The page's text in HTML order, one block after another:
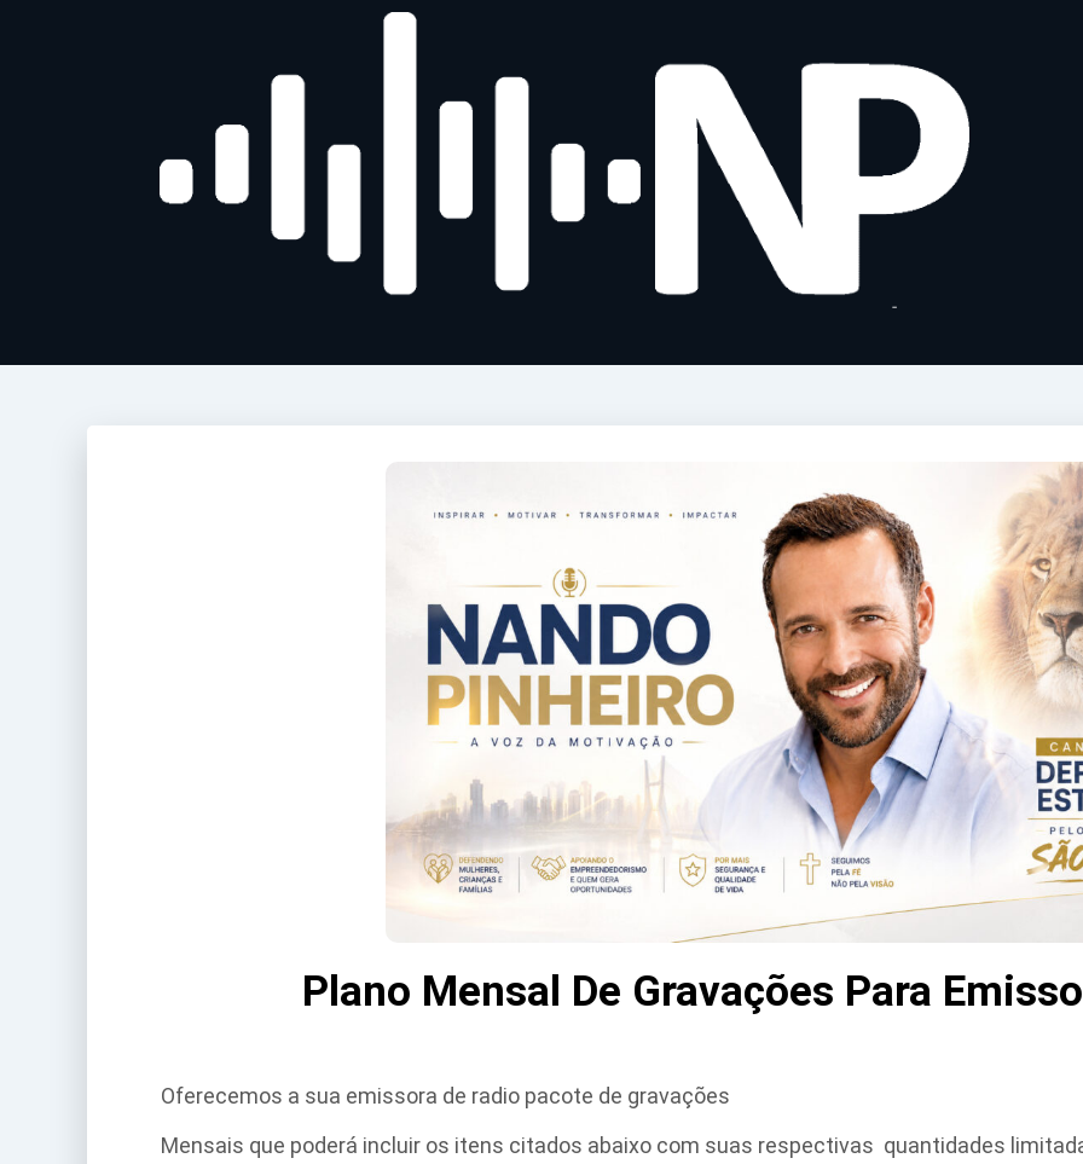
Plano Mensal De Gravações Para
Oferecemos a sua emissora de radio pacote de gravações
Mensais que poderá incluir os itens citados abaixo com suas respectivas quantidades